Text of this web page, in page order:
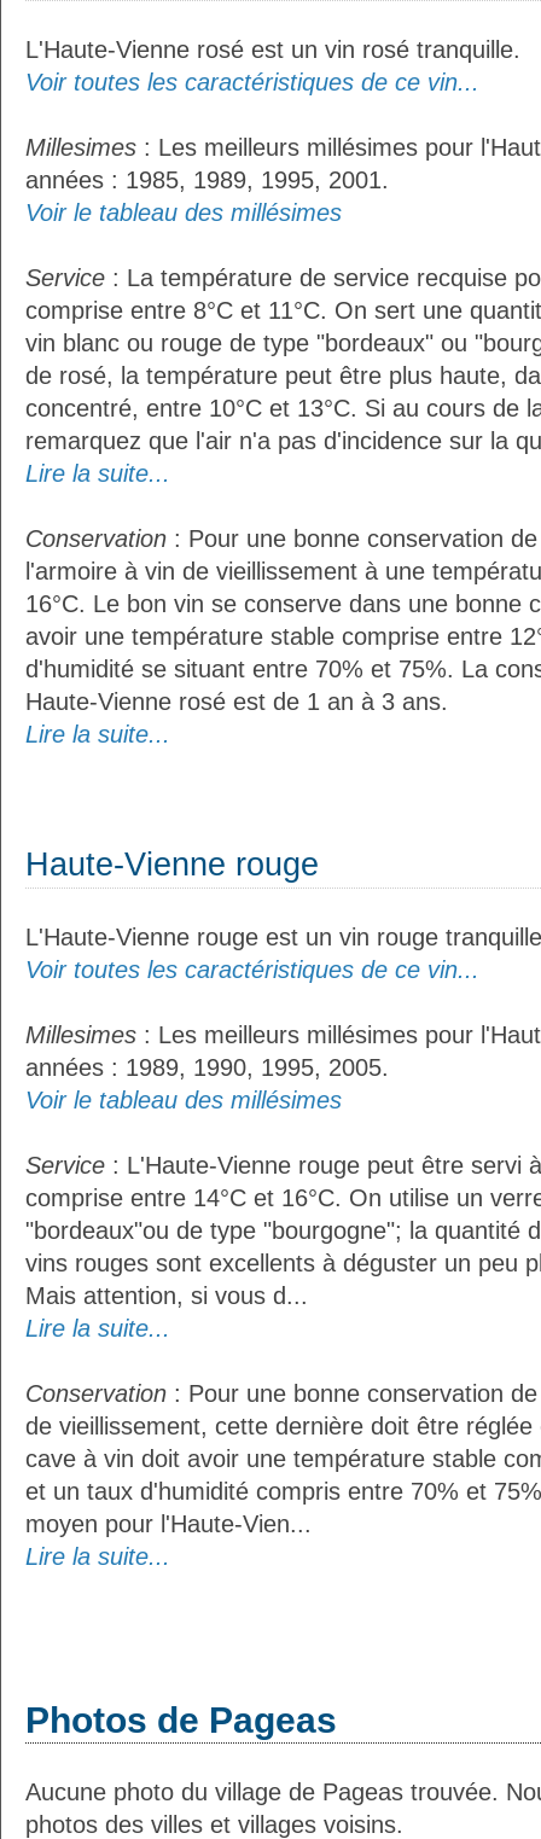
L'Haute-Vienne rosé est un vin rosé tranquille.
Voir toutes les caractéristiques de ce vin...
Millesimes : Les meilleurs millésimes pour
années : 1985, 1989, 1995, 2001.
Voir le tableau des millésimes
Service : La température de service recquise
comprise entre 8°C et 11°C. On sert une
vin blanc ou rouge de type "bordeaux" ou
de rosé, la température peut être plus haute,
concentré, entre 10°C et 13°C. Si au cours de
remarquez que l'air n'a pas d'incidence sur la
Lire la suite...
Conservation : Pour une bonne conservation
l'armoire à vin de vieillissement à une
16°C. Le bon vin se conserve dans une bonne
avoir une température stable comprise entre
d'humidité se situant entre 70% et 75%. La
Haute-Vienne rosé est de 1 an à 3 ans.
Lire la suite...
Haute-Vienne rouge
L'Haute-Vienne rouge est un vin rouge
Voir toutes les caractéristiques de ce vin...
Millesimes : Les meilleurs millésimes pour
années : 1989, 1990, 1995, 2005.
Voir le tableau des millésimes
Service : L'Haute-Vienne rouge peut être servi
comprise entre 14°C et 16°C. On utilise un
"bordeaux"ou de type "bourgogne"; la quantité
vins rouges sont excellents à déguster un peu
Mais attention, si vous d...
Lire la suite...
Conservation : Pour une bonne conservation
de vieillissement, cette dernière doit être réglée
cave à vin doit avoir une température stable
et un taux d'humidité compris entre 70% et
moyen pour l'Haute-Vien...
Lire la suite...
Photos de Pageas
Aucune photo du village de Pageas trouvée.
photos des villes et villages voisins.